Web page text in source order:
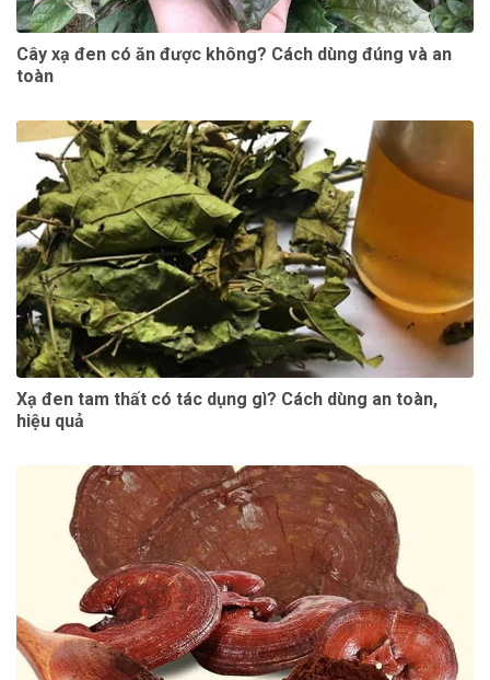
Cây xạ đen có ăn được không? Cách dùng đúng và an
toàn
Xạ đen tam thất có tác dụng gì? Cách dùng an toàn,
hiệu quả